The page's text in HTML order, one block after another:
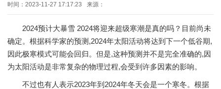
时间：2023-11-27 17:17:23 来源：
2024预计大暴雪 2024将迎来超级寒潮是真的吗？目前尚未
确定。根据科学家的预测,2024年太阳活动将达到下一个低谷期,
因此极寒模式可能会回归。但是,这种预测并不是完全准确的,因
为太阳活动是非常复杂的物理过程,会受到许多因素的影响。
不过也有人表示2023年到2024年冬天会是一个寒冬。根据